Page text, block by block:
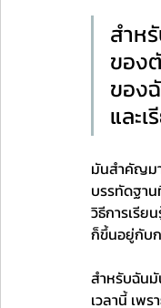
สำห
ของ
ของ
และ
มันสำคัญม
บรรทัดฐาน
วิธีการเรีย
ก็ขึ้นอยู่กับ
สำหรับฉันมั
เวลานี้ เพ